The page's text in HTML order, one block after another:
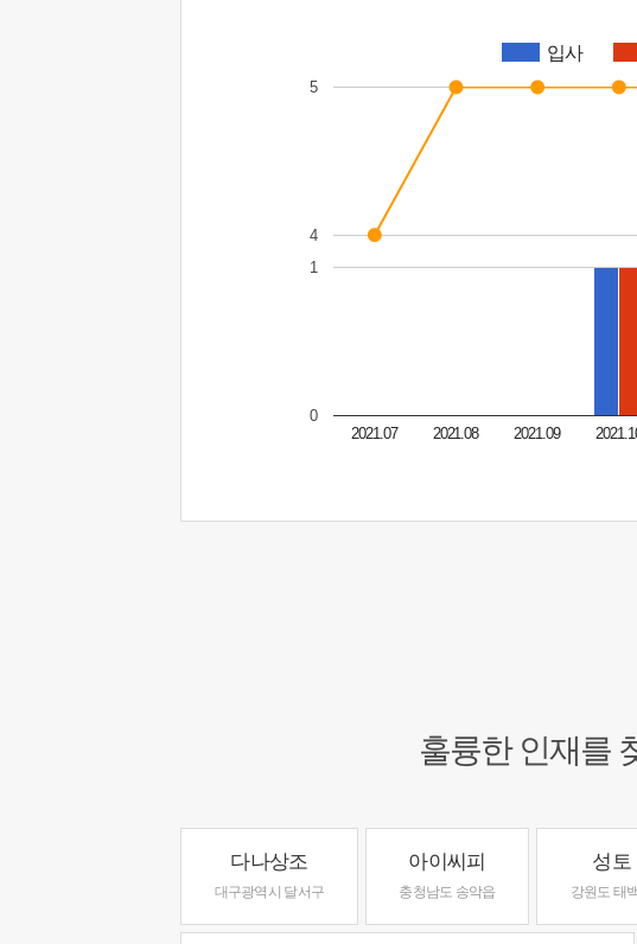
입사
2021.07 2021.08 2021.09
0
1
4
5
훌륭한 인재를
다나상조
대구광역시 달서구
아이씨피
충청남도 송악읍
성토
강원도 태